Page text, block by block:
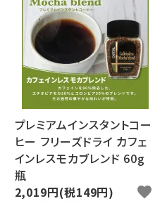
プレミアムインスタントコー
ヒー フリーズドライ カフェ
インレスモカブレンド 60g
瓶
2,019円(税149円)
favorite